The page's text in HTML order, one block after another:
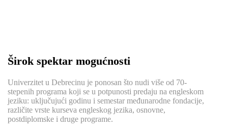
Širok spektar mogućnosti
Univerzitet u Debrecinu je ponosan što nudi više od 70-
stepenih programa koji se u potpunosti predaju na engleskom
jeziku: uključujući godinu i semestar međunarodne fondacije,
različite vrste kurseva engleskog jezika, osnovne,
postdiplomske i druge programe.